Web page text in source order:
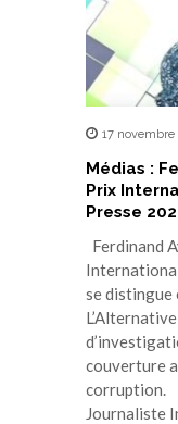
17 novembre
Médias :
Prix
Presse
Ferdinand
se distingue
couverture
corruption.
Journaliste